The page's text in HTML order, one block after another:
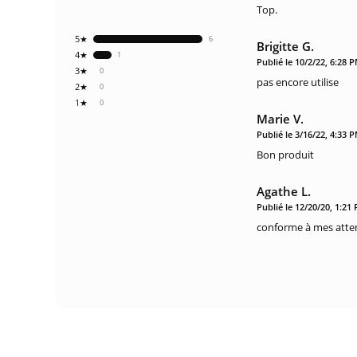
0
1★
0
2★
0
3★
1
4★
6
5★
Top.
Brigitte G.
Publié le 10/2/22, 6:28
pas encore utilise
Marie V.
Publié le 3/16/22, 4:33
Bon produit
Agathe L.
Publié le 12/20/20, 1:21
conforme à mes